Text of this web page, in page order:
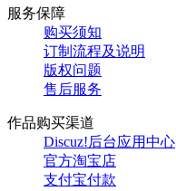
服务保障
购买须知
订制流程及说明
版权问题
售后服务
作品购买渠道
Discuz!后台应用中心
官方淘宝店
支付宝付款